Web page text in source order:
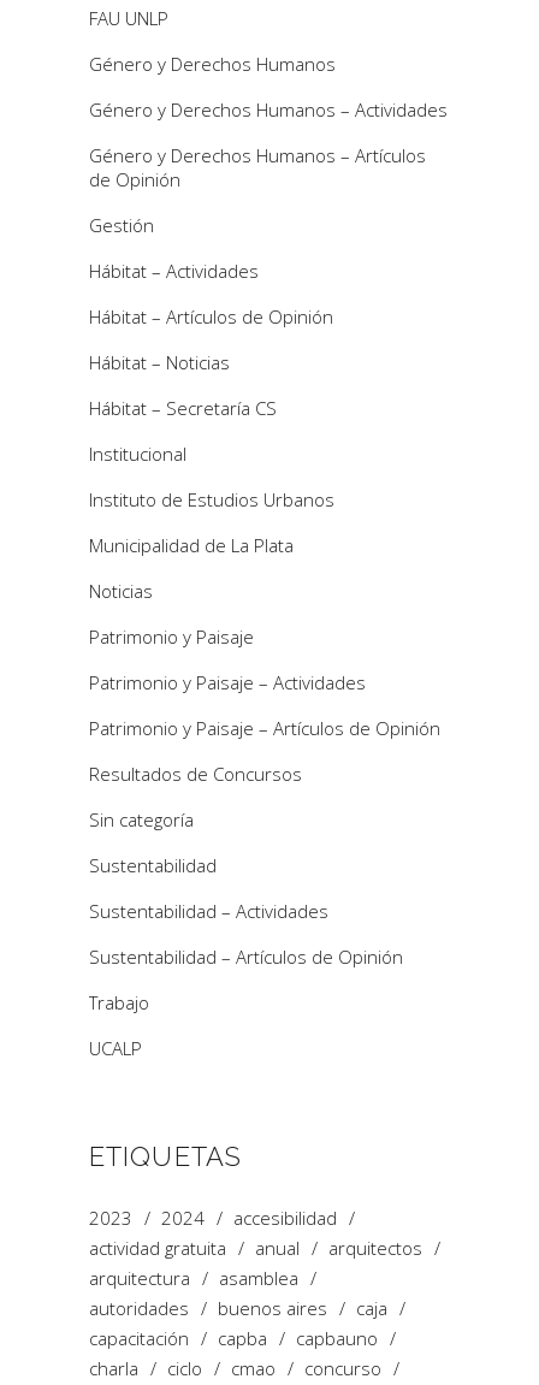
FAU UNLP
Género y Derechos Humanos
Género y Derechos Humanos – Actividades
Género y Derechos Humanos – Artículos
de Opinión
Gestión
Hábitat – Actividades
Hábitat – Artículos de Opinión
Hábitat – Noticias
Hábitat – Secretaría CS
Institucional
Instituto de Estudios Urbanos
Municipalidad de La Plata
Noticias
Patrimonio y Paisaje
Patrimonio y Paisaje – Actividades
Patrimonio y Paisaje – Artículos de Opinión
Resultados de Concursos
Sin categoría
Sustentabilidad
Sustentabilidad – Actividades
Sustentabilidad – Artículos de Opinión
Trabajo
UCALP
ETIQUETAS
2023 2024
accesibilidad
actividad gratuita
anual
arquitectos
arquitectura
asamblea
autoridades
buenos aires
caja
capacitación
capba
capbauno
charla
ciclo cmao
concurso